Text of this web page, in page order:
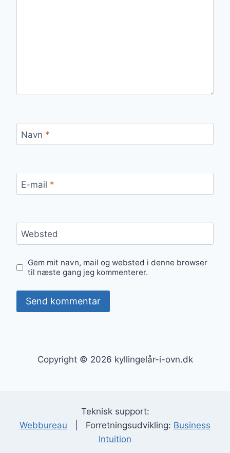
Navn *
E-mail *
Websted
Gem mit navn, mail og websted i denne browser
til næste gang jeg kommenterer.
Copyright © 2026 kyllingelår-i-ovn.dk
Teknisk support:
Webbureau | Forretningsudvikling: Business
Intuition